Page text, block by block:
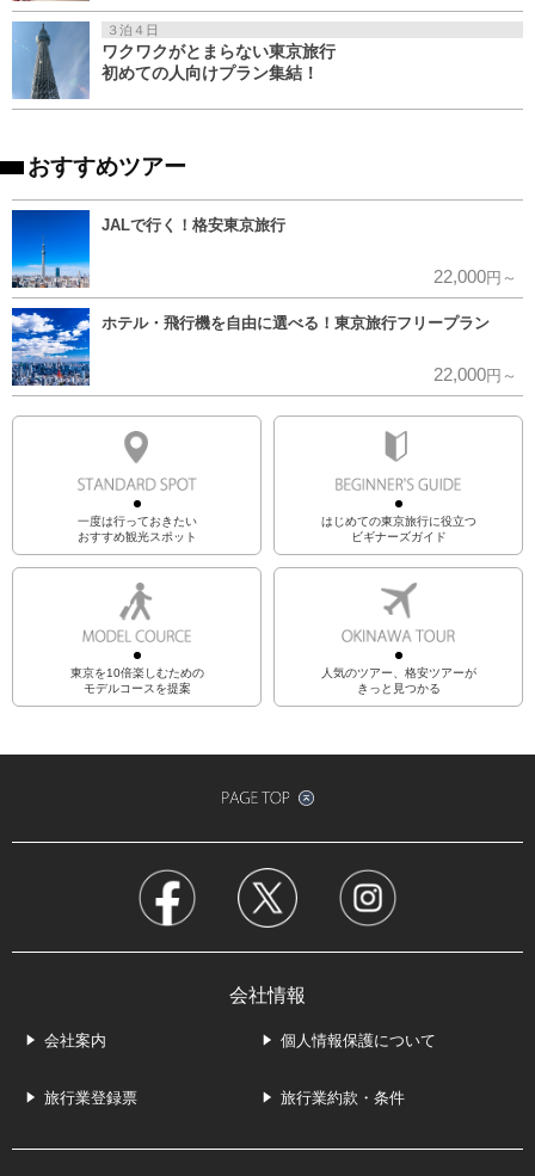
３泊４日
ワクワクがとまらない東京旅行
初めての人向けプラン集結！
おすすめツアー
JALで行く！格安東京旅行
22,000円～
ホテル・飛行機を自由に選べる！東京旅行フリープラン
22,000円～
一度は行っておきたい
おすすめ観光スポット
はじめての東京旅行に役立つ
ビギナーズガイド
東京を10倍楽しむための
モデルコースを提案
人気のツアー、格安ツアーが
きっと見つかる
会社情報
会社案内 個人情報保護について
旅行業登録票 旅行業約款・条件